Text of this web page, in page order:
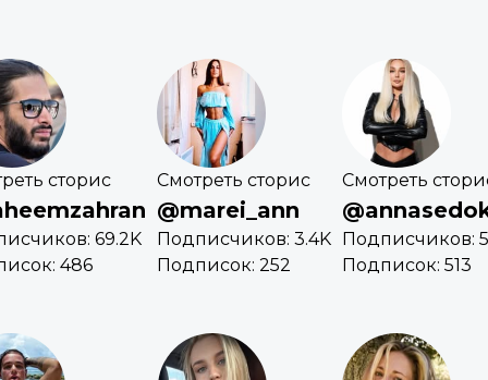
сторис
69.2K
486
Смотреть сторис
@marei_ann
Подписчиков: 3.4K
Подписок: 252
Смотреть
Подписчиков:
Подписок: 513